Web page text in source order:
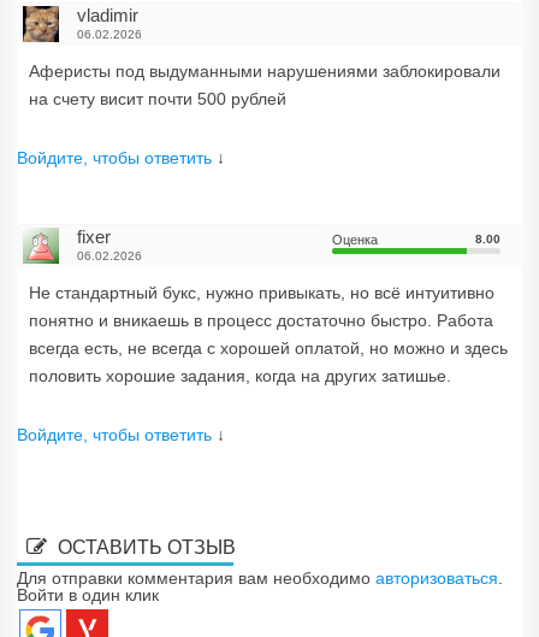
vladimir
06.02.2026
Аферисты под выдуманными нарушениями заблокировали
на счету висит почти 500 рублей
Войдите, чтобы ответить ↓
fixer
06.02.2026
Оценка 8.00
Не стандартный букс, нужно привыкать, но всё интуитивно
понятно и вникаешь в процесс достаточно быстро. Работа
всегда есть, не всегда с хорошей оплатой, но можно и здесь
половить хорошие задания, когда на других затишье.
Войдите, чтобы ответить ↓
ОСТАВИТЬ ОТЗЫВ
Для отправки комментария вам необходимо авторизоваться
Войти в один клик